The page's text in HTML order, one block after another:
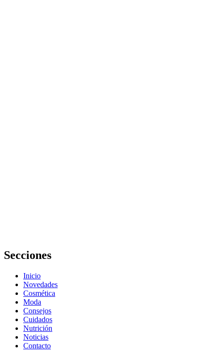
Secciones
Inicio
Novedades
Cosmética
Moda
Consejos
Cuidados
Nutrición
Noticias
Contacto